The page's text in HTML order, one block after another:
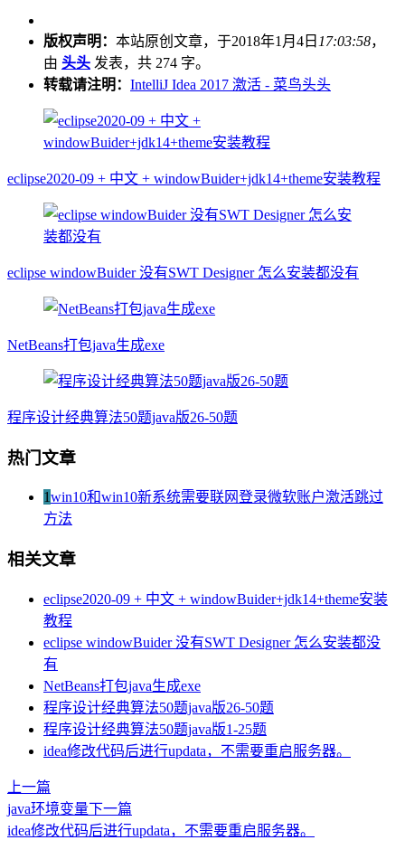
版权声明： 本站原创文章，于2018年1月4日 17:03:58，
由 头头 发表，共 274 字。
转载请注明： IntelliJ Idea 2017 激活 - 菜鸟头头
eclipse2020-09 + 中文 + windowBuider+jdk14+theme安装教程
eclipse windowBuider 没有SWT Designer 怎么安装都没有
NetBeans打包java生成exe
程序设计经典算法50题java版26-50题
热门文章
1win10和win10新系统需要联网登录微软账户激活跳过
方法
相关文章
eclipse2020-09 + 中文 + windowBuider+jdk14+theme安装
教程
eclipse windowBuider 没有SWT Designer 怎么安装都没
有
NetBeans打包java生成exe
程序设计经典算法50题java版26-50题
程序设计经典算法50题java版1-25题
idea修改代码后进行updata，不需要重启服务器。
上一篇
java环境变量下一篇
idea修改代码后进行updata，不需要重启服务器。